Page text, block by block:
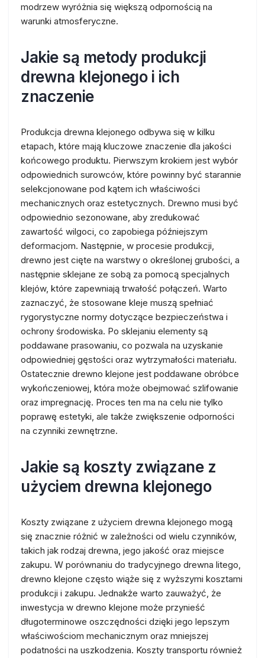
modrzew wyróżnia się większą odpornością na
warunki atmosferyczne.
Jakie są metody produkcji
drewna klejonego i ich
znaczenie
Produkcja drewna klejonego odbywa się w kilku
etapach, które mają kluczowe znaczenie dla jakości
końcowego produktu. Pierwszym krokiem jest wybór
odpowiednich surowców, które powinny być starannie
selekcjonowane pod kątem ich właściwości
mechanicznych oraz estetycznych. Drewno musi być
odpowiednio sezonowane, aby zredukować
zawartość wilgoci, co zapobiega późniejszym
deformacjom. Następnie, w procesie produkcji,
drewno jest cięte na warstwy o określonej grubości, a
następnie sklejane ze sobą za pomocą specjalnych
klejów, które zapewniają trwałość połączeń. Warto
zaznaczyć, że stosowane kleje muszą spełniać
rygorystyczne normy dotyczące bezpieczeństwa i
ochrony środowiska. Po sklejaniu elementy są
poddawane prasowaniu, co pozwala na uzyskanie
odpowiedniej gęstości oraz wytrzymałości materiału.
Ostatecznie drewno klejone jest poddawane obróbce
wykończeniowej, która może obejmować szlifowanie
oraz impregnację. Proces ten ma na celu nie tylko
poprawę estetyki, ale także zwiększenie odporności
na czynniki zewnętrzne.
Jakie są koszty związane z
użyciem drewna klejonego
Koszty związane z użyciem drewna klejonego mogą
się znacznie różnić w zależności od wielu czynników,
takich jak rodzaj drewna, jego jakość oraz miejsce
zakupu. W porównaniu do tradycyjnego drewna litego,
drewno klejone często wiąże się z wyższymi kosztami
produkcji i zakupu. Jednakże warto zauważyć, że
inwestycja w drewno klejone może przynieść
długoterminowe oszczędności dzięki jego lepszym
właściwościom mechanicznym oraz mniejszej
podatności na uszkodzenia. Koszty transportu również